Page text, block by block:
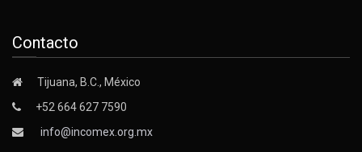
Contacto
Tijuana, B.C., México
+52 664 627 7590
info@incomex.org.mx